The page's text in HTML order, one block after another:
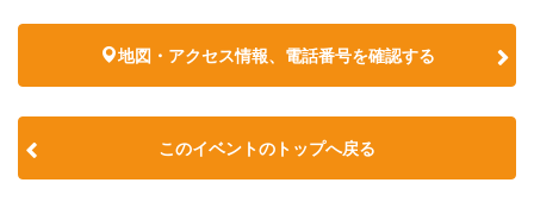
地図・アクセス情報、電話番号を確認する
このイベントのトップへ戻る